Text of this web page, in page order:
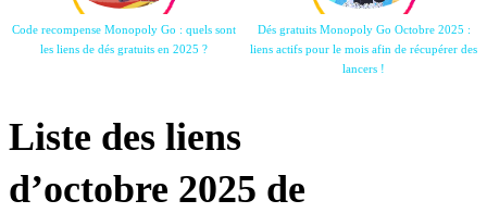
Code recompense Monopoly Go : quels sont
les liens de dés gratuits en 2025 ?
Dés gratuits Monopoly Go Octobre 2025 :
liens actifs pour le mois afin de récupérer des
lancers !
Liste des liens
d’octobre 2025 de